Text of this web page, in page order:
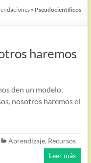
» Pseudocientíficos
haremos
den un modelo,
nosotros haremos el
Aprendizaje, Recursos
Leer más